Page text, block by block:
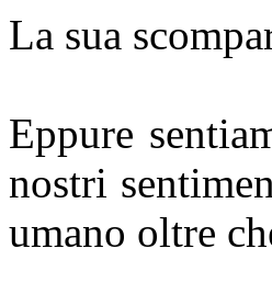
La sua
Eppure
nostri
umano oltre